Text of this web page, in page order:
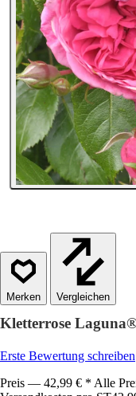
Vergleichen
Kletterrose
Erste Bewertung schreiben
Preis — 42,99 € * Alle